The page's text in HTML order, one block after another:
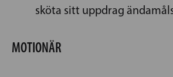
sköta sitt uppdrag
MOTIONÄR